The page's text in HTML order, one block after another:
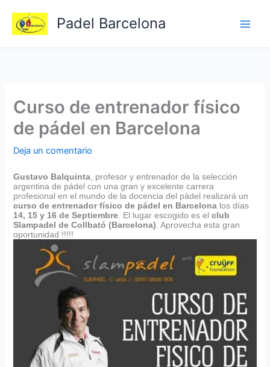
contenido
Padel Barcelona
Curso de entrenador físico
de pádel en Barcelona
Deja un comentario
Gustavo Balquinta , profesor y entrenador de la selección
argentina de pádel con una gran y excelente carrera
profesional en el mundo de la docencia del pádel realizará un
curso de entrenador físico de pádel en Barcelona los días
14, 15 y 16 de Septiembre . El lugar escogido es elclub
Slampadel de Collbató (Barcelona) . Aprovecha esta gran
oportunidad !!!!!